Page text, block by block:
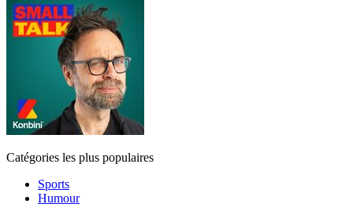
Catégories les plus populaires
Sports
Humour